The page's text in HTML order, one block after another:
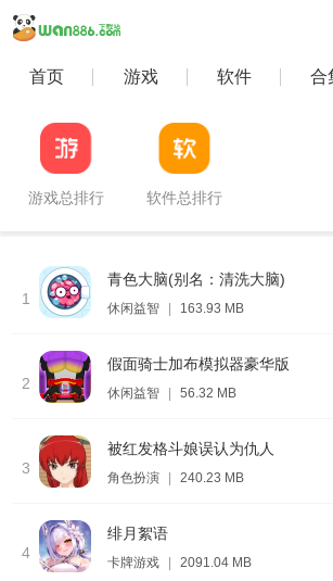
首页 游戏 软件 合
游戏总排行 软件总排行
1
青色大脑(别名：清洗大脑)
休闲益智 163.93 MB
2
假面骑士加布模拟器豪华版
休闲益智 56.32 MB
3
被红发格斗娘误认为仇人
角色扮演 240.23 MB
4
绯月絮语
卡牌游戏 2091.04 MB